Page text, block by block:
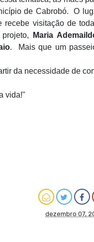
de Cabrobó. O
recebe visitação de
Maria
. Mais que um
da necessidade de
vida!"
dezembro 07,